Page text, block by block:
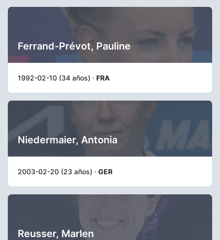
Ferrand-Prévot, Pauline
1992-02-10 (34 años) · FRA
Niedermaier, Antonia
2003-02-20 (23 años) · GER
Reusser, Marlen